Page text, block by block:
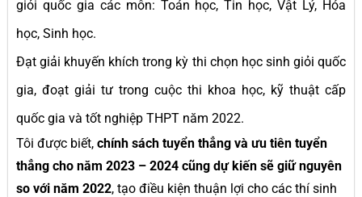
giỏi quốc gia các môn: Toán học, Tin học, Vật Lý, Hóa
học, Sinh học.
Đạt giải khuyến khích trong kỳ thi chọn học sinh giỏi quốc
gia, đoạt giải tư trong cuộc thi khoa học, kỹ thuật cấp
quốc gia và tốt nghiệp THPT năm 2022.
Tôi được biết, chính sách tuyển thẳng và ưu tiên tuyển
thẳng cho năm 2023 – 2024 cũng dự kiến sẽ giữ nguyên
so với năm 2022, tạo điều kiện thuận lợi cho các thí sinh